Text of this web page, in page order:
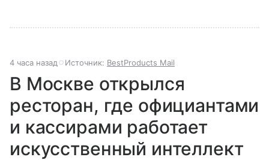
4 часа назад Источник: BestProducts Mail
В Москве открылся
ресторан, где официантами
и кассирами работает
искусственный интеллект